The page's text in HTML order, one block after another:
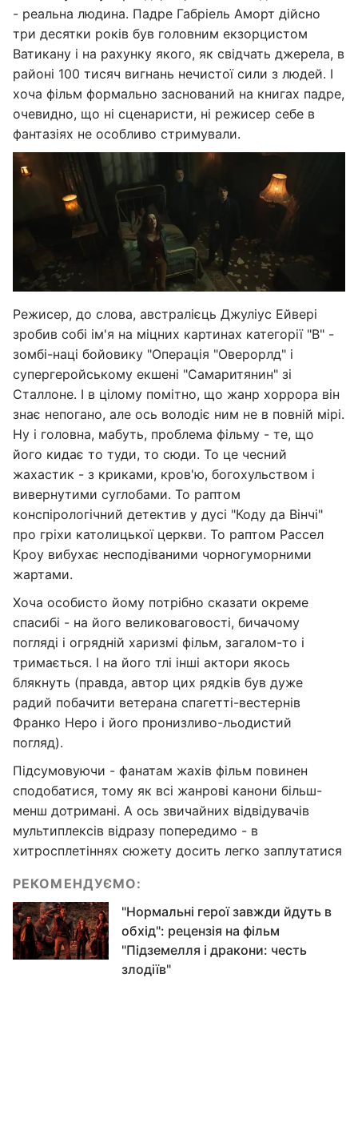
- реальна людина. Падре Габріель Аморт дійсно
три десятки років був головним екзорцистом
Ватикану і на рахунку якого, як свідчать джерела, в
районі 100 тисяч вигнань нечистої сили з людей. І
хоча фільм формально заснований на книгах падре,
очевидно, що ні сценаристи, ні режисер себе в
фантазіях не особливо стримували.
Режисер, до слова, австралієць Джуліус Ейвері
зробив собі ім'я на міцних картинах категорії "B" -
зомбі-наці бойовику "Операція "Оверорлд" і
супергеройському екшені "Самаритянин" зі
Сталлоне. І в цілому помітно, що жанр хоррора він
знає непогано, але ось володіє ним не в повній мірі.
Ну і головна, мабуть, проблема фільму - те, що
його кидає то туди, то сюди. То це чесний
жахастик - з криками, кров'ю, богохульством і
вивернутими суглобами. То раптом
конспірологічний детектив у дусі "Коду да Вінчі"
про гріхи католицької церкви. То раптом Рассел
Кроу вибухає несподіваними чорногуморними
жартами.
Хоча особисто йому потрібно сказати окреме
спасибі - на його великоваговості, бичачому
погляді і огрядній харизмі фільм, загалом-то і
тримається. І на його тлі інші актори якось
блякнуть (правда, автор цих рядків був дуже
радий побачити ветерана спагетті-вестернів
Франко Неро і його пронизливо-льодистий
погляд).
Підсумовуючи - фанатам жахів фільм повинен
сподобатися, тому як всі жанрові канони більш-
менш дотримані. А ось звичайних відвідувачів
мультиплексів відразу попередимо - в
хитросплетіннях сюжету досить легко заплутатися
РЕКОМЕНДУЄМО:
"Нормальні герої завжди йдуть в
обхід": рецензія на фільм
"Підземелля і дракони: честь
злодіїв"